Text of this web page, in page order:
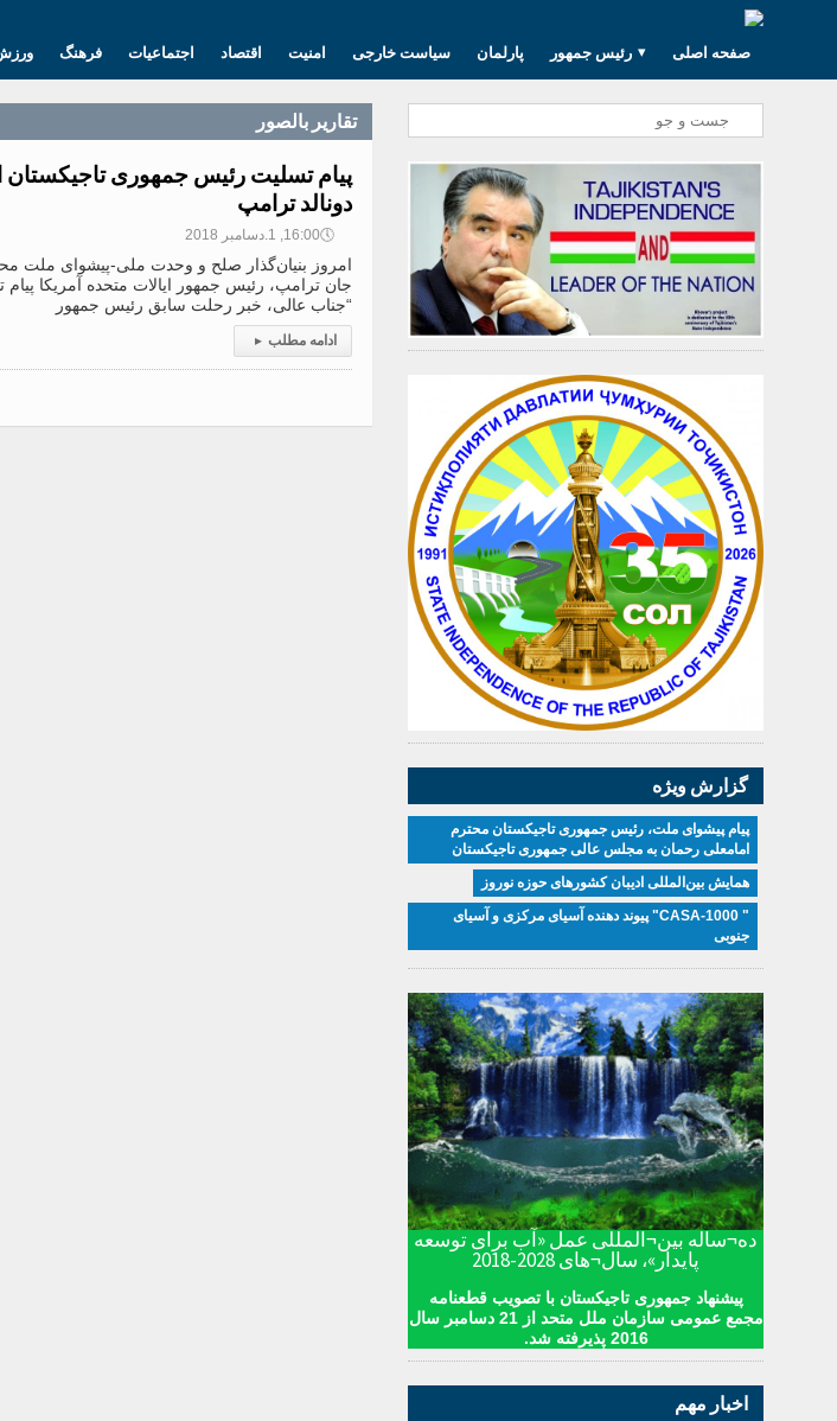
فرهنگ اجتماعیات اقتصاد امنیت سیاست خارجی پارلمان رئیس جمهور صفحه اصلی
تقارير بالصور
پیام تسلیت رئیس جمهوری تاجیکستان
دونالد ترامپ
🕔16:00, 1.دسامبر 2018
امروز بنیان‌گذار صلح و وحدت ملی-پیشوای ملت
جان ترامپ، رئیس جمهور ایالات متحده آمریکا
“جناب عالی، خبر رحلت سابق رئیس جمهور
ادامه مطلب ▸
گزارش ویژه
پیام پیشوای ملت، رئیس جمهوری تاجیکستان محترم
امامعلی رحمان به مجلس عالی جمهوری تاجیکستان
همایش بین‌المللی ادیبان کشور‌های حوزه نوروز
" CASA-1000" پیوند دهنده آسیای مرکزی و آسیای
جنوبی
ده¬ساله بین¬المللی عمل «آب برای توسعه
پایدار»، سال¬های 2028-2018
پیشنهاد جمهوری تاجیکستان با تصویب قطعنامه
مجمع عمومی سازمان ملل متحد از 21 دسامبر سال
2016 پذیرفته شد.
اخبار مهم